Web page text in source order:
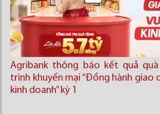
Agribank thông báo kết quả
trình khuyến mại “Đồng hành giao
kinh doanh’’ kỳ 1